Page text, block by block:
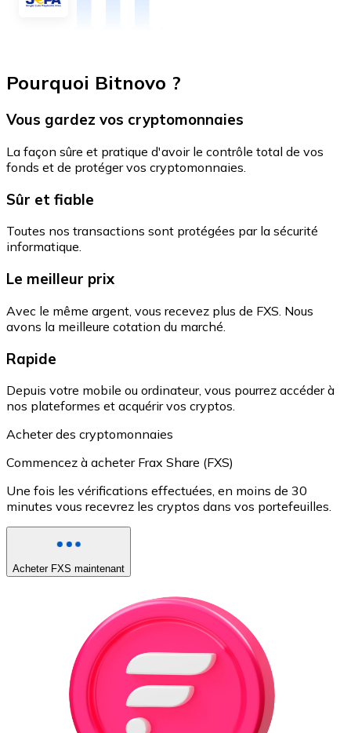
Pourquoi Bitnovo ?
Vous gardez vos cryptomonnaies
La façon sûre et pratique d'avoir le contrôle total de vos
fonds et de protéger vos cryptomonnaies.
Sûr et fiable
Toutes nos transactions sont protégées par la sécurité
informatique.
Le meilleur prix
Avec le même argent, vous recevez plus de FXS. Nous
avons la meilleure cotation du marché.
Rapide
Depuis votre mobile ou ordinateur, vous pourrez accéder à
nos plateformes et acquérir vos cryptos.
Acheter des cryptomonnaies
Commencez à acheter Frax Share (FXS)
Une fois les vérifications effectuées, en moins de 30
minutes vous recevrez les cryptos dans vos portefeuilles.
Acheter FXS maintenant